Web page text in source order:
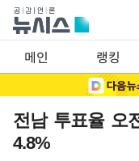
메인 랭킹
전남 투표율 오
4.8%